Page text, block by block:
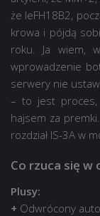
że leFH18B2,
krowa i pójdą
roku. Ja wiem,
wprowadzenie
serwery nie
– to jest proces,
hajsem za
rozdział IS-3A w
Co rzuca się w
Plusy:
+ Odwrócony